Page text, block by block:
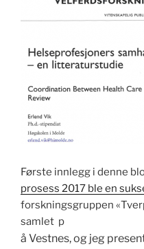
Første innlegg i denne
prosess 2017 ble en
forskningsgruppen
samlet p
å Vestnes, og jeg